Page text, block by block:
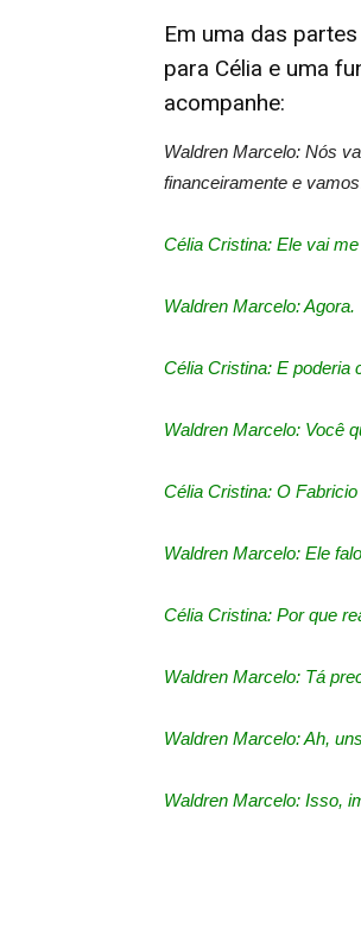
Em uma das
para Célia e uma
acompanhe:
Waldren Marcelo: Nós
financeiramente e
Célia Cristina: Ele vai
Waldren Marcelo: Agora.
Célia Cristina: E poderia
Waldren Marcelo: Você
Célia Cristina: O
Waldren Marcelo: Ele
Célia Cristina: Por que
Waldren Marcelo: Tá
Waldren Marcelo: Ah,
Waldren Marcelo: Isso,